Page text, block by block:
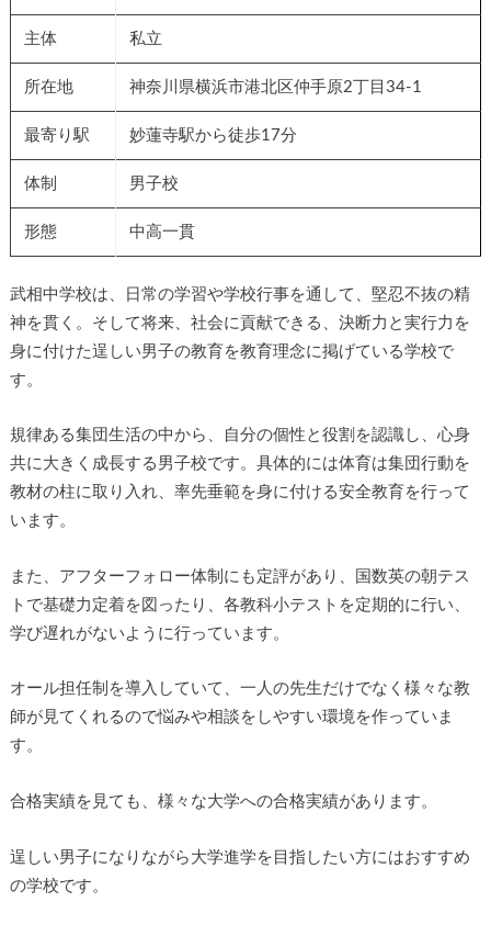
主体 私立
所在地 神奈川県横浜市港北区仲手原2丁目34-1
最寄り駅 妙蓮寺駅から徒歩17分
体制 男子校
形態 中高一貫
武相中学校は、日常の学習や学校行事を通して、堅忍不抜の精
神を貫く。そして将来、社会に貢献できる、決断力と実行力を
身に付けた逞しい男子の教育を教育理念に掲げている学校で
す。
規律ある集団生活の中から、自分の個性と役割を認識し、心身
共に大きく成長する男子校です。具体的には体育は集団行動を
教材の柱に取り入れ、率先垂範を身に付ける安全教育を行って
います。
また、アフターフォロー体制にも定評があり、国数英の朝テス
トで基礎力定着を図ったり、各教科小テストを定期的に行い、
学び遅れがないように行っています。
オール担任制を導入していて、一人の先生だけでなく様々な教
師が見てくれるので悩みや相談をしやすい環境を作っていま
す。
合格実績を見ても、様々な大学への合格実績があります。
逞しい男子になりながら大学進学を目指したい方にはおすすめ
の学校です。